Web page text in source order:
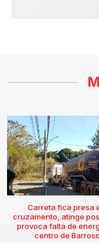
Carreta fica presa
cruzamento, atinge
provoca falta de
centro de Barroso